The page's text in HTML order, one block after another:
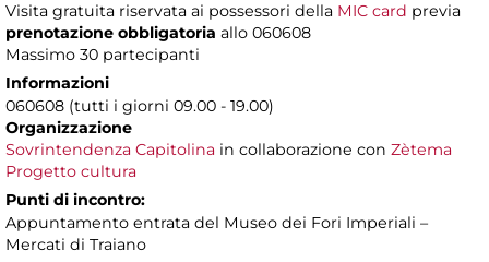
Visita gratuita riservata ai possessori della MIC card previa
prenotazione obbligatoria allo 060608
Massimo 30 partecipanti
Informazioni
060608 (tutti i giorni 09.00 - 19.00)
Organizzazione
Sovrintendenza Capitolina in collaborazione con Zètema
Progetto cultura
Punti di incontro:
Appuntamento entrata del Museo dei Fori Imperiali –
Mercati di Traiano